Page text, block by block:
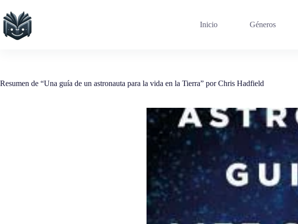
contenido
Inicio Géneros
Resumen de “Una guía de un astronauta para la vida en la Tierra” por Chris Hadfield